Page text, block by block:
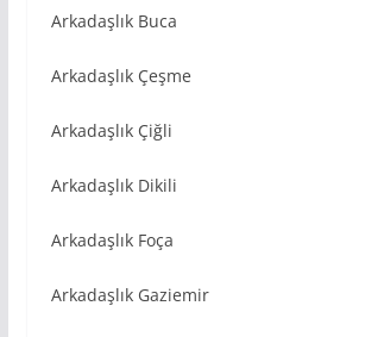
Arkadaşlık Buca
Arkadaşlık Çeşme
Arkadaşlık Çiğli
Arkadaşlık Dikili
Arkadaşlık Foça
Arkadaşlık Gaziemir